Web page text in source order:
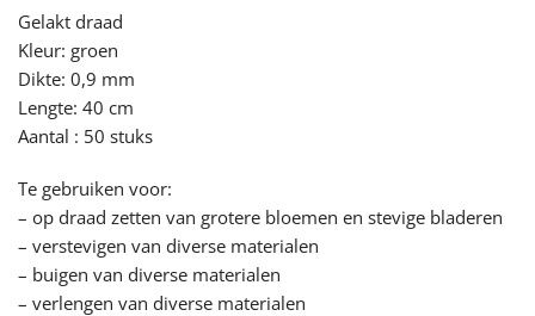
Gelakt draad
Kleur: groen
Dikte: 0,9 mm
Lengte: 40 cm
Aantal : 50 stuks
Te gebruiken voor:
– op draad zetten van grotere bloemen en stevige bladeren
– verstevigen van diverse materialen
– buigen van diverse materialen
– verlengen van diverse materialen